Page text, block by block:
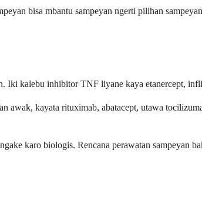
bisa mbantu sampeyan ngerti pilihan
Iki kalebu inhibitor TNF liyane kaya etanercept,
awak, kayata rituximab, abatacept, utawa
karo biologis. Rencana perawatan sampeyan